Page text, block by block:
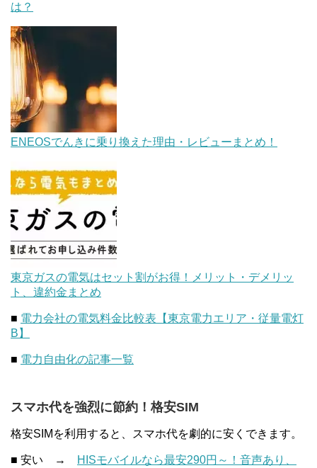
は？
ENEOSでんきに乗り換えた理由・レビューまとめ！
東京ガスの電気はセット割がお得！メリット・デメリッ
ト、違約金まとめ
■ 電力会社の電気料金比較表【東京電力エリア・従量電灯
B】
■ 電力自由化の記事一覧
スマホ代を強烈に節約！格安SIM
格安SIMを利用すると、スマホ代を劇的に安くできます。
■ 安い →
HISモバイルなら最安290円～！音声あり、